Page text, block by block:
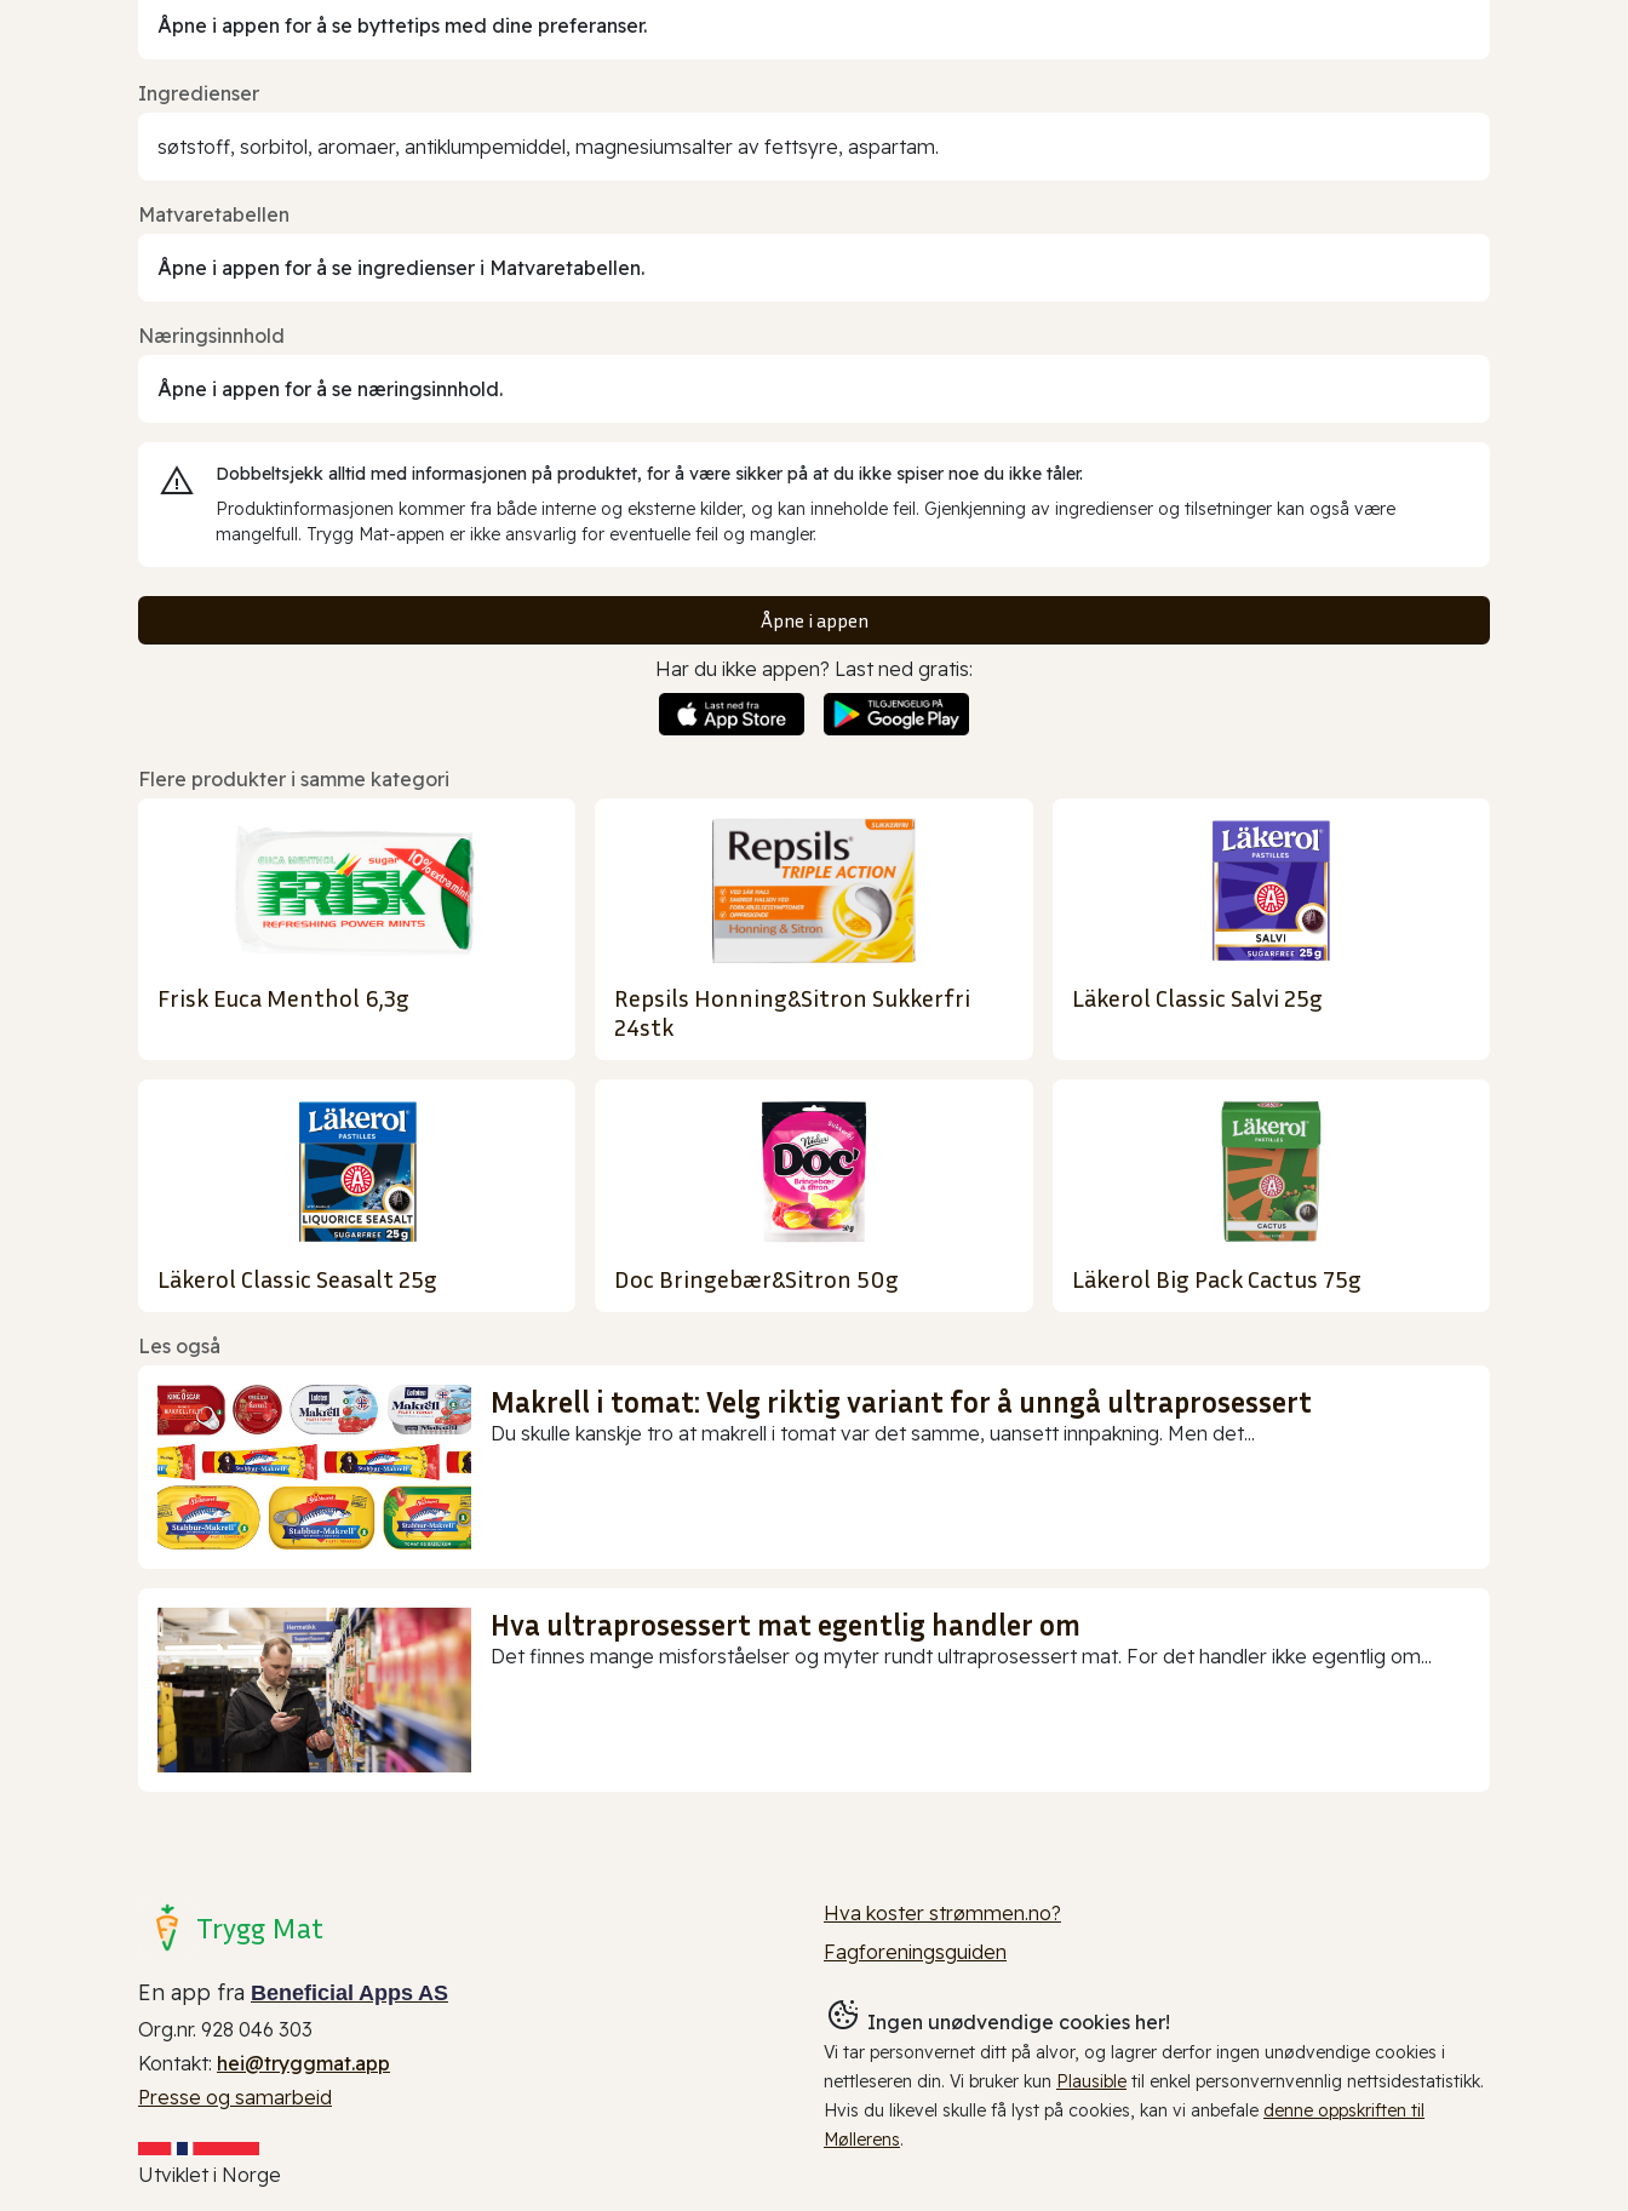
Åpne i appen for å se byttetips med dine preferanser.
Ingredienser
søtstoff, sorbitol, aromaer, antiklumpemiddel, magnesiumsalter av fettsyre, aspartam.
Matvaretabellen
Åpne i appen for å se ingredienser i Matvaretabellen.
Næringsinnhold
Åpne i appen for å se næringsinnhold.
Dobbeltsjekk alltid med informasjonen på produktet, for å være sikker på at du ikke spiser noe du ikke tåler.
Produktinformasjonen kommer fra både interne og eksterne kilder, og kan inneholde feil. Gjenkjenning av ingredienser og tilsetninger kan også være
mangelfull. Trygg Mat-appen er ikke ansvarlig for eventuelle feil og mangler.
Åpne i appen
Har du ikke appen? Last ned gratis:
Flere produkter i samme kategori
Frisk Euca Menthol 6,3g
Repsils Honning&Sitron Sukkerfri
24stk
Läkerol Classic Salvi 25g
Läkerol Classic Seasalt 25g Doc Bringebær&Sitron 50g Läkerol Big Pack Cactus 75g
Les også
Makrell i tomat: Velg riktig variant for å unngå ultraprosessert
Du skulle kanskje tro at makrell i tomat var det samme, uansett innpakning. Men det...
Hva ultraprosessert mat egentlig handler om
Det finnes mange misforståelser og myter rundt ultraprosessert mat. For det handler ikke egentlig om...
Trygg Mat
En app fra Beneficial Apps AS
Org.nr. 928 046 303
Kontakt: hei@tryggmat.app
Presse og samarbeid
Utviklet i Norge
Hva koster strømmen.no?
Fagforeningsguiden
Ingen unødvendige cookies her!
Vi tar personvernet ditt på alvor, og lagrer derfor ingen unødvendige cookies i
nettleseren din. Vi bruker kun Plausible til enkel personvernvennlig nettsidestatistikk.
Hvis du likevel skulle få lyst på cookies, kan vi anbefale denne oppskriften til
Møllerens.